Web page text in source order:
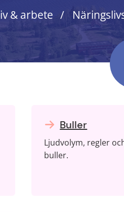
& arbete
Buller
Ljudvolym, regler
buller.